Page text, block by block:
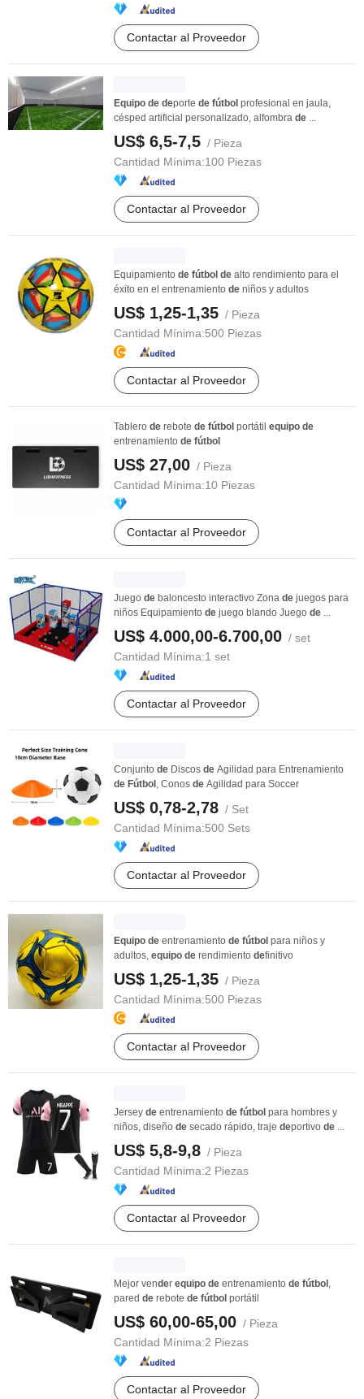
Contactar al Proveedor
Equipo de deporte de fútbol profesional en jaula,
césped artificial personalizado, alfombra de ...
US$ 6,5-7,5 / Pieza
Cantidad Mínima:100 Piezas
Contactar al Proveedor
Equipamiento de fútbol de alto rendimiento para el
éxito en el entrenamiento de niños y adultos
US$ 1,25-1,35 / Pieza
Cantidad Mínima:500 Piezas
Contactar al Proveedor
Tablero de rebote de fútbol portátil equipo de
entrenamiento de fútbol
US$ 27,00 / Pieza
Cantidad Mínima:10 Piezas
Contactar al Proveedor
Juego de baloncesto interactivo Zona de juegos para
niños Equipamiento de juego blando Juego de ...
US$ 4.000,00-6.700,00 / set
Cantidad Mínima:1 set
Contactar al Proveedor
Conjunto de Discos de Agilidad para Entrenamiento
de Fútbol , Conos de Agilidad para Soccer
US$ 0,78-2,78 / Set
Cantidad Mínima:500 Sets
Contactar al Proveedor
Equipo de entrenamiento de fútbol para niños y
adultos, equipo de rendimiento definitivo
US$ 1,25-1,35 / Pieza
Cantidad Mínima:500 Piezas
Contactar al Proveedor
Jersey de entrenamiento de fútbol para hombres y
niños, diseño de secado rápido, traje deportivo de ...
US$ 5,8-9,8 / Pieza
Cantidad Mínima:2 Piezas
Contactar al Proveedor
Mejor vender equipo de entrenamiento de fútbol ,
pared de rebote de fútbol portátil
US$ 60,00-65,00 / Pieza
Cantidad Mínima:2 Piezas
Contactar al Proveedor